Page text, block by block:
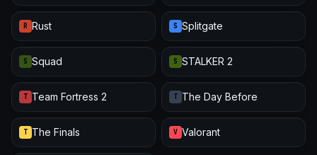
R Rust S Splitgate
S Squad S STALKER 2
T Team Fortress 2 T The Day Before
T The Finals V Valorant